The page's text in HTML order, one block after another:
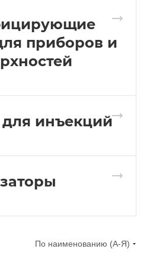
приборов и
инъекций
По наименованию (А-Я)